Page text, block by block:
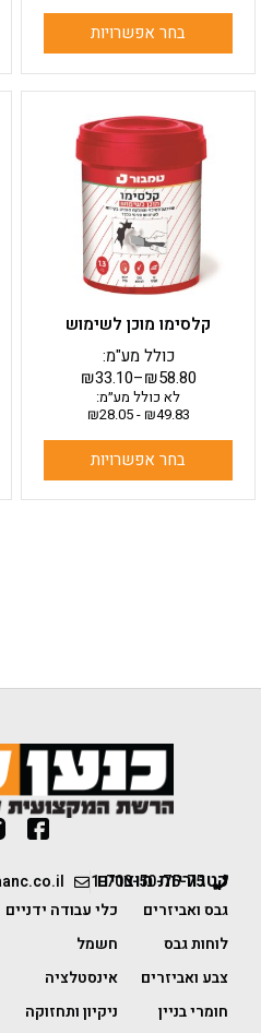
בחר אפשרויות
קלסימו מוכן לשימוש
₪33.10–₪58.80
כולל מע"מ:
לא כולל מע״מ:
₪49.83
-
₪28.05
בחר אפשרויות
זה
מספר
סוגים.
ניתן
לבחור
את
האפשרויות
המוצר
1-700-50-75-75
קטגוריות מוצרים
גבס ואביזרים
לוחות גבס
צבע ואביזרים
חומרי בניין
כלי עבודה ידניים
חשמל
אינסטלציה
ניקיון ותחזוקה